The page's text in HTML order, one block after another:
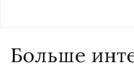
Больше